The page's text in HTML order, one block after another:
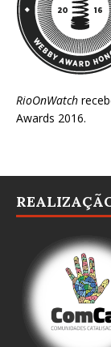
RioOnWatch
Awards 2016.